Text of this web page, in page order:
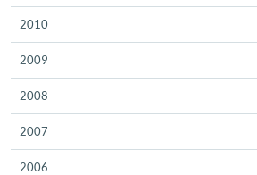
2010
2009
2008
2007
2006